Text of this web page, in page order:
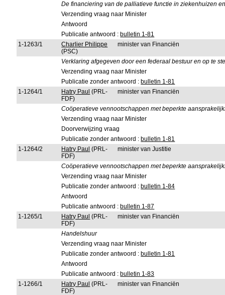
De financiering van de palliatieve functie in ziekenhuizen
Verzending vraag naar Minister
Antwoord
Publicatie antwoord : bulletin 1-81
1-1263/1
Charlier Philippe
(PSC)
minister van Financiën
Verklaring afgegeven door een federaal bestuur en op te
Verzending vraag naar Minister
Publicatie zonder antwoord : bulletin 1-81
1-1264/1
Hatry Paul (PRL-
FDF)
minister van Financiën
Coöperatieve vennootschappen met beperkte
Verzending vraag naar Minister
Doorverwijzing vraag
Publicatie zonder antwoord : bulletin 1-81
1-1264/2
Hatry Paul (PRL-
FDF)
minister van Justitie
Coöperatieve vennootschappen met beperkte
Verzending vraag naar Minister
Publicatie zonder antwoord : bulletin 1-84
Antwoord
Publicatie antwoord : bulletin 1-87
1-1265/1
Hatry Paul (PRL-
FDF)
minister van Financiën
Handelshuur
Verzending vraag naar Minister
Publicatie zonder antwoord : bulletin 1-81
Antwoord
Publicatie antwoord : bulletin 1-83
1-1266/1
Hatry Paul (PRL-
FDF)
minister van Financiën